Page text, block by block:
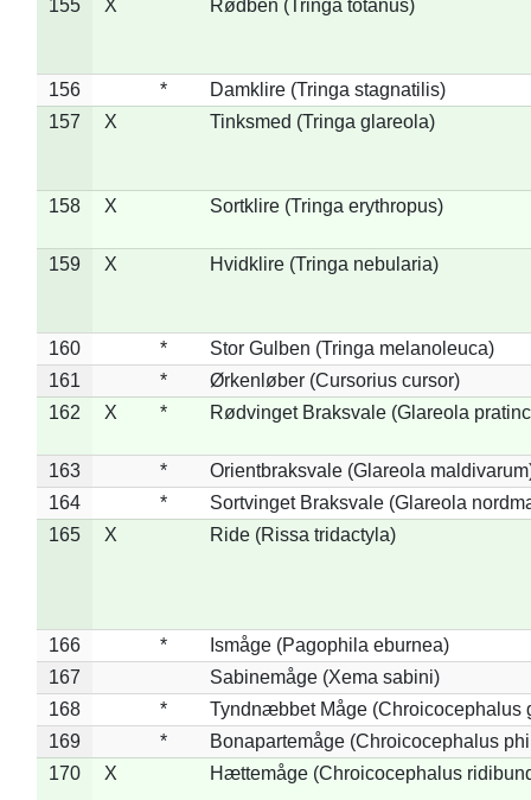
155 X Rødben (Tringa totanus)
156 *
Damklire (Tringa stagnatilis)
157
X Tinksmed (Tringa glareola)
158 X Sortklire (Tringa erythropus)
159 X Hvidklire (Tringa nebularia)
160 *
Stor Gulben (Tringa melanoleuca)
161
*
Ørkenløber (Cursorius cursor)
162
X * Rødvinget Braksvale (Glareola
163 *
Orientbraksvale (Glareola
164
*
Sortvinget Braksvale (Glareola
165
X Ride (Rissa tridactyla)
166 *
Ismåge (Pagophila eburnea)
167
Sabinemåge (Xema sabini)
168
*
Tyndnæbbet Måge (Chroicocephalus
169
*
Bonapartemåge (Chroicocephalus
170
X Hættemåge (Chroicocephalus